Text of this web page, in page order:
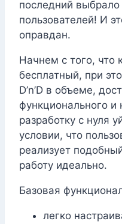
последний
пользователей! И
оправдан.
Начнем с того, что
бесплатный, при
D’n’D в объеме,
функционального и
разработку с нуля
условии, что
реализует
работу идеально.
Базовая
легко